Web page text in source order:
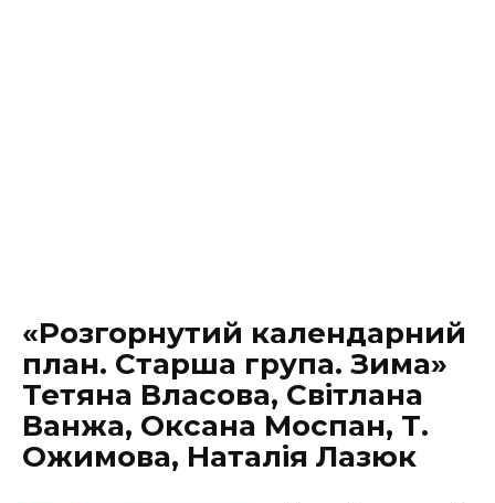
«Розгорнутий календарний
план. Старша група. Зима»
Тетяна Власова, Світлана
Ванжа, Оксана Моспан, Т.
Ожимова, Наталія Лазюк